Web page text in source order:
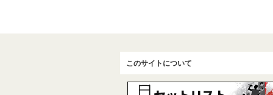
このサイトについて